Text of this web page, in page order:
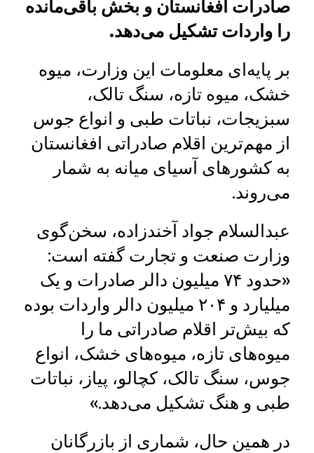
صادرات افغانستان و بخش باقی‌مانده
را واردات تشکیل می‌دهد.
بر پایه‌ای معلومات این وزارت، میوه
خشک، میوه تازه، سنگ تالک،
سبزیجات، نباتات طبی و انواع جوس
از مهم‌ترین اقلام صادراتی افغانستان
به کشورهای آسیای میانه به شمار
می‌روند.
عبدالسلام جواد آخندزاده، سخن‌گوی
وزارت صنعت و تجارت گفته است:
«حدود ۷۴ میلیون دالر صادرات و یک
میلیارد و ۲۰۴ میلیون دالر واردات بوده
که بیش‌تر اقلام صادراتی ما را
میوه‌های تازه، میوه‌های خشک، انواع
جوس، سنگ تالک، کچالو، پیاز، نباتات
طبی و هنگ تشکیل می‌دهد.»
در همین حال، شماری از بازرگانان